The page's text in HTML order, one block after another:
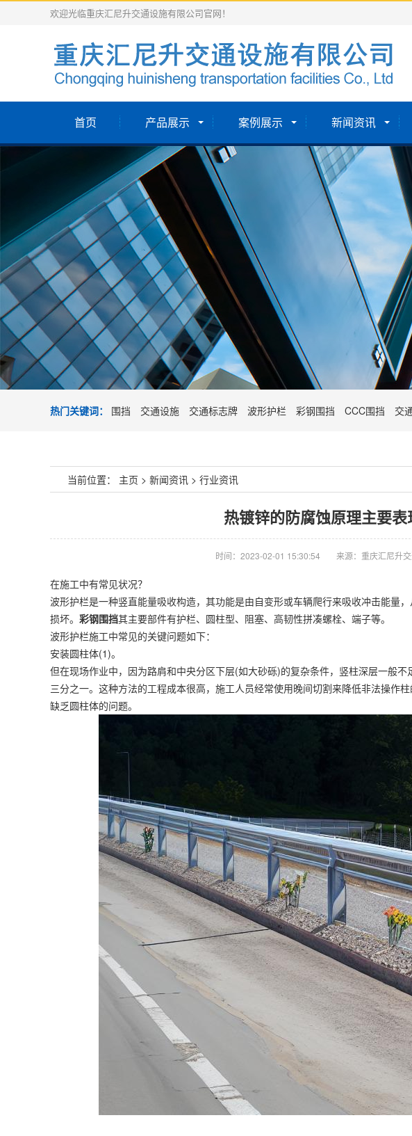
欢迎光临重庆汇尼升交通设施有限公司官网！
首页 产品展示 案例展示 新闻资讯
热门关键词： 围挡 交通设施 交通标志牌 波形护栏 彩钢围挡 CCC围挡 交
当前位置： 主页 > 新闻资讯 > 行业资讯
热镀锌的防腐蚀原理主要
时间：2023-02-01 15:30:54 来源：重庆汇尼升
在施工中有常见状况？
波形护栏是一种竖直能量吸收构造，其功能是由自变形或车辆爬行来吸收冲击能量
损坏。 彩钢围挡其主要部件有护栏、圆柱型、阻塞、高韧性拼凑螺栓、端子等。
波形护栏施工中常见的关键问题如下：
安装圆柱体(1)。
但在现场作业中，因为路肩和中央分区下层(如大砂砾)的复杂条件，竖柱深层一般
三分之一。这种方法的工程成本很高，施工人员经常使用晚间切割来降低非法操作柱
缺乏圆柱体的问题。